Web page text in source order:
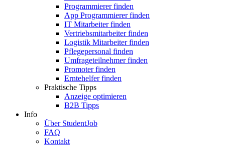
Programmierer finden
App Programmierer finden
IT Mitarbeiter finden
Vertriebsmitarbeiter finden
Logistik Mitarbeiter finden
Pflegepersonal finden
Umfrageteilnehmer finden
Promoter finden
Erntehelfer finden
Praktische Tipps
Anzeige optimieren
B2B Tipps
Info
Über StudentJob
FAQ
Kontakt